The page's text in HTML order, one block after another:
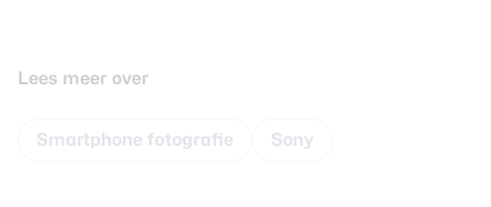
Lees meer over
Smartphone fotografie Sony